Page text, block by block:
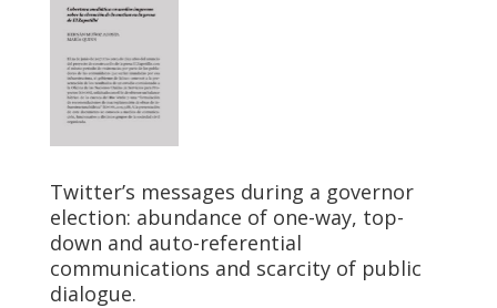
Twitter’s messages during a governor
election: abundance of one-way, top-
down and auto-referential
communications and scarcity of public
dialogue.